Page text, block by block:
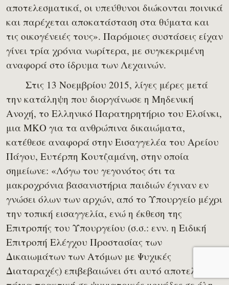
αποτελεσματικά, οι υπεύθυνοι διώκονται ποινικά
και παρέχεται αποκατάσταση στα θύματα και
τις οικογένειές τους». Παρόμοιες συστάσεις είχαν
γίνει τρία χρόνια νωρίτερα, με συγκεκριμένη
αναφορά στο ίδρυμα των Λεχαινών.
Στις 13 Νοεμβρίου 2015, λίγες μέρες μετά
την κατάληψη που διοργάνωσε η Μηδενική
Ανοχή, το Ελληνικό Παρατηρητήριο του Ελσίνκι,
μια ΜΚΟ για τα ανθρώπινα δικαιώματα,
κατέθεσε αναφορά στην Εισαγγελέα του Αρείου
Πάγου, Ευτέρπη Κουτζαμάνη, στην οποία
σημείωνε: «Λόγω του γεγονότος ότι τα
μακροχρόνια βασανιστήρια παιδιών έγιναν εν
γνώσει όλων των αρχών, από το Υπουργείο μέχρι
την τοπική εισαγγελία, ενώ η έκθεση της
Επιτροπής του Υπουργείου (σ.σ.: ενν. η Ειδική
Επιτροπή Ελέγχου Προστασίας των
Δικαιωμάτων των Ατόμων με Ψυχικές
Διαταραχές) επιβεβαιώνει ότι αυτό αποτελεί